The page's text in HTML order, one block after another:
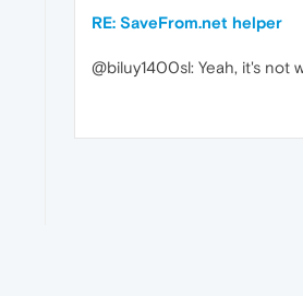
RE: SaveFrom.net helper
@biluy1400sl: Yeah, it's not